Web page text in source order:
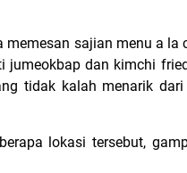
sajian menu a la
dan kimchi
tidak kalah menarik
lokasi tersebut,